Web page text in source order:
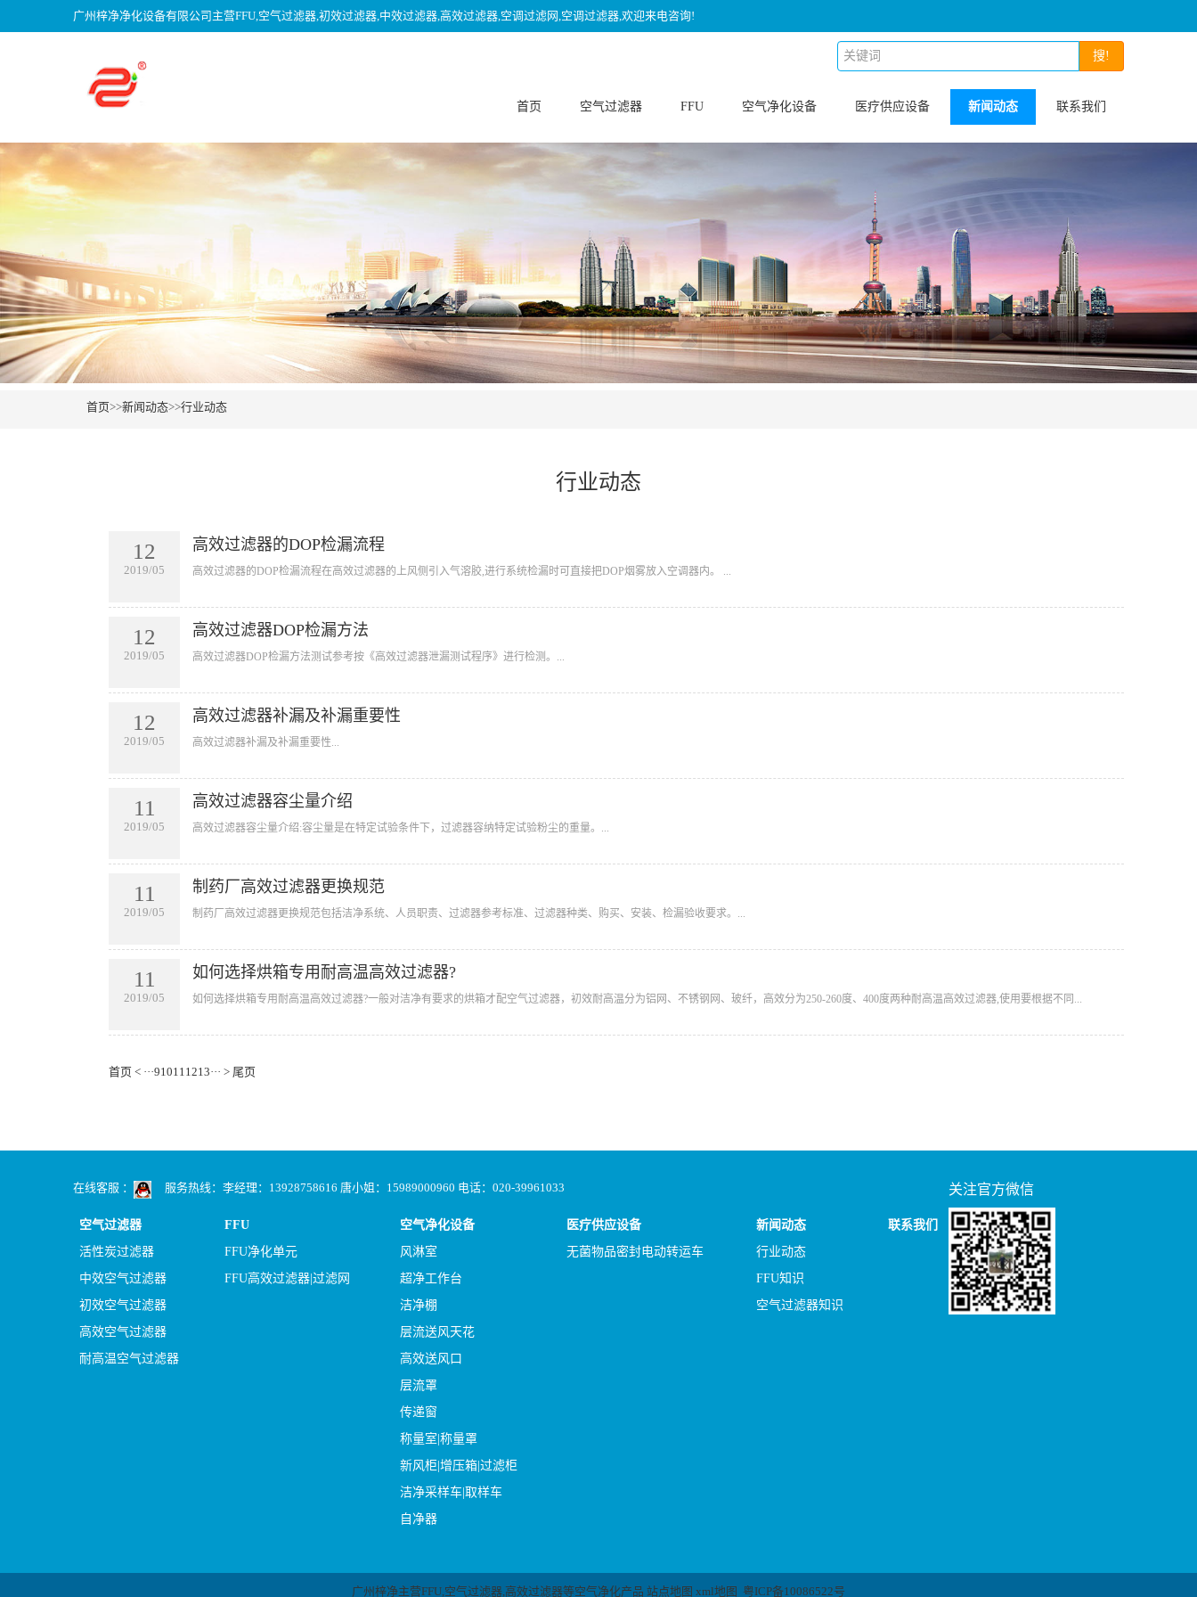
广州梓净净化设备有限公司主营FFU,空气过滤器,初效过滤器,中效过滤器,高效过滤器,空调过滤网,空调过滤器,欢迎来电咨询!
搜!
首页 空气过滤器 FFU 空气净化设备 医疗供应设备 新闻动态 联系我们
首页>>新闻动态>>行业动态
行业动态
12
2019/05
高效过滤器的DOP检漏流程
​高效过滤器的DOP检漏流程在高效过滤器的上风侧引入气溶胶,进行系统检漏时可直接把DOP烟雾放入空调器内。 ...
12
2019/05
高效过滤器DOP检漏方法
​高效过滤器DOP检漏方法测试参考按《高效过滤器泄漏测试程序》进行检测。...
12
2019/05
高效过滤器补漏及补漏重要性
​高效过滤器补漏及补漏重要性...
11
2019/05
高效过滤器容尘量介绍
​高效过滤器容尘量介绍:容尘量是在特定试验条件下，过滤器容纳特定试验粉尘的重量。...
11
2019/05
制药厂高效过滤器更换规范
​制药厂高效过滤器更换规范包括洁净系统、人员职责、过滤器参考标准、过滤器种类、购买、安装、检漏验收要求。...
11
2019/05
如何选择烘箱专用耐高温高效过滤器?
​如何选择烘箱专用耐高温高效过滤器?一般对洁净有要求的烘箱才配空气过滤器，初效耐高温分为铝网、不锈钢网、玻纤，高效分为250-260度、400度两种耐高温高效过滤器,使用要根据不同...
首页 < ···91011 1213··· > 尾页
在线客服 ： 服务热线：李经理：13928758616 唐小姐：15989000960 电话：020-39961033
空气过滤器
活性炭过滤器
中效空气过滤器
初效空气过滤器
高效空气过滤器
耐高温空气过滤器
FFU
FFU净化单元
FFU高效过滤器|过滤网
空气净化设备
风淋室
超净工作台
洁净棚
层流送风天花
高效送风口
层流罩
传递窗
称量室|称量罩
新风柜|增压箱|过滤柜
洁净采样车|取样车
自净器
医疗供应设备
无菌物品密封电动转运车
新闻动态
行业动态
FFU知识
空气过滤器知识
联系我们
关注官方微信
广州梓净主营FFU 空气过滤器 高效过滤器等空气净化产品 站点地图 xml地图 粤ICP备10086522号